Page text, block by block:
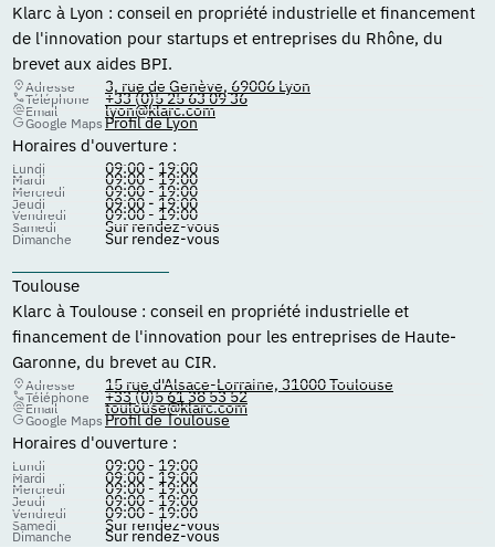
Klarc à Lyon : conseil en propriété industrielle et financement
de l'innovation pour startups et entreprises du Rhône, du
brevet aux aides BPI.
Adresse 3, rue de Genève, 69006 Lyon
Téléphone +33 (0)5 25 63 09 36
Email lyon@klarc.com
Google Maps Profil de Lyon
Horaires d'ouverture :
Lundi 09:00 - 19:00
Mardi 09:00 - 19:00
Mercredi 09:00 - 19:00
Jeudi 09:00 - 19:00
Vendredi 09:00 - 19:00
Samedi Sur rendez-vous
Dimanche Sur rendez-vous
Toulouse
Klarc à Toulouse : conseil en propriété industrielle et
financement de l'innovation pour les entreprises de Haute-
Garonne, du brevet au CIR.
Adresse 15 rue d'Alsace-Lorraine, 31000 Toulouse
Téléphone +33 (0)5 61 38 53 52
Email toulouse@klarc.com
Google Maps Profil de Toulouse
Horaires d'ouverture :
Lundi 09:00 - 19:00
Mardi 09:00 - 19:00
Mercredi 09:00 - 19:00
Jeudi 09:00 - 19:00
Vendredi 09:00 - 19:00
Samedi Sur rendez-vous
Dimanche Sur rendez-vous